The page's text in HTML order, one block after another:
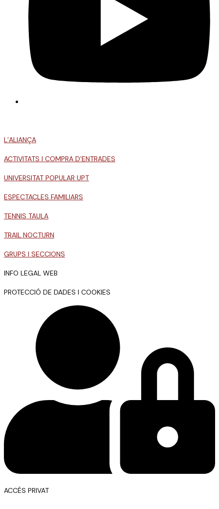
L’ALIANÇA
ACTIVITATS I COMPRA D’ENTRADES
UNIVERSITAT POPULAR UPT
ESPECTACLES FAMILIARS
TENNIS TAULA
TRAIL NOCTURN
GRUPS I SECCIONS
INFO LEGAL WEB
PROTECCIÓ DE DADES I COOKIES
ACCÉS PRIVAT